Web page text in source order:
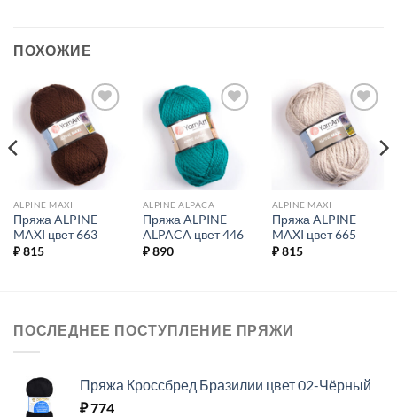
ПОХОЖИЕ
Добавить в
избранное.
ALPINE MAXI
Пряжа ALPINE
MAXI цвет 663
₽815
Добавить в
избранное.
ALPINE ALPACA
Пряжа ALPINE
ALPACA цвет 446
₽890
Добавить в
избранное.
ALPINE MAXI
Пряжа ALPINE
MAXI цвет 665
₽815
ПОСЛЕДНЕЕ ПОСТУПЛЕНИЕ ПРЯЖИ
Пряжа Кроссбред Бразилии цвет 02-Чёрный
₽774